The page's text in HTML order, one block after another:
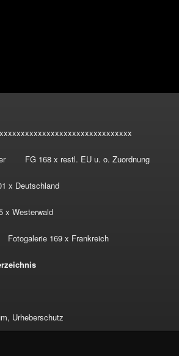
FG 168 x restl. EU u. o. Zuordnung
x Deutschland
x Westerwald
Fotogalerie 169 x Frankreich
Urheberschutz